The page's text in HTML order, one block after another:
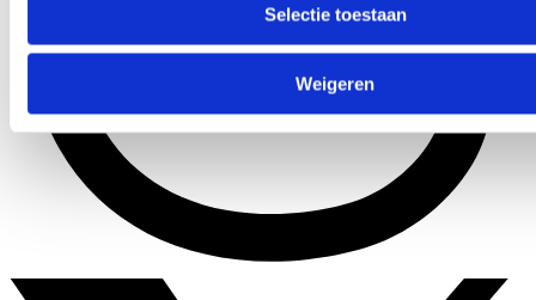
Selectie toestaan
Weigeren